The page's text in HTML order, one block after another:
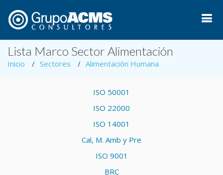
Lista Marco Sector Alimentación
Inicio Sectores Alimentación Humana
ISO 50001
ISO 22000
ISO 14001
Cal, M. Amb y Pre
ISO 9001
BRC